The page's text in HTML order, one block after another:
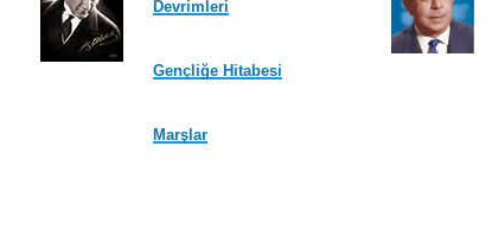
Devrimleri
Gençliğe Hitabesi
Marşlar